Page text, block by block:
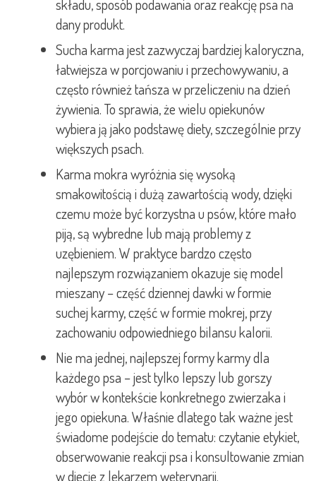
składu, sposób podawania oraz reakcję psa na
dany produkt.
Sucha karma jest zazwyczaj bardziej kaloryczna,
łatwiejsza w porcjowaniu i przechowywaniu, a
często również tańsza w przeliczeniu na dzień
żywienia. To sprawia, że wielu opiekunów
wybiera ją jako podstawę diety, szczególnie przy
większych psach.
Karma mokra wyróżnia się wysoką
smakowitością i dużą zawartością wody, dzięki
czemu może być korzystna u psów, które mało
piją, są wybredne lub mają problemy z
uzębieniem. W praktyce bardzo często
najlepszym rozwiązaniem okazuje się model
mieszany – część dziennej dawki w formie
suchej karmy, część w formie mokrej, przy
zachowaniu odpowiedniego bilansu kalorii.
Nie ma jednej, najlepszej formy karmy dla
każdego psa – jest tylko lepszy lub gorszy
wybór w kontekście konkretnego zwierzaka i
jego opiekuna. Właśnie dlatego tak ważne jest
świadome podejście do tematu: czytanie etykiet,
obserwowanie reakcji psa i konsultowanie zmian
w diecie z lekarzem weterynarii.